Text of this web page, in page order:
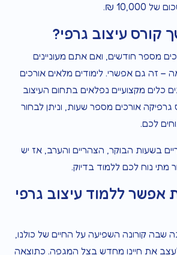
₪.
קורס עיצוב גרפי?
מספר חודשים, ואם אתם מעוניינים
– זה גם אפשרי. לימודים מלאים אורכים
כלים מקצועיים נפלאים בתחום העיצוב
גרפיקה אורכים מספר שעות, וניתן לבחור
לכם.
בשעות הבוקר, הצהריים והערב, אז יש
נוח לכם ללמוד בדיוק.
ללמוד עיצוב גרפי
קורונה השפיעה על החיים של כולנו,
את חיינו מחדש בצל המגפה. כתוצאה